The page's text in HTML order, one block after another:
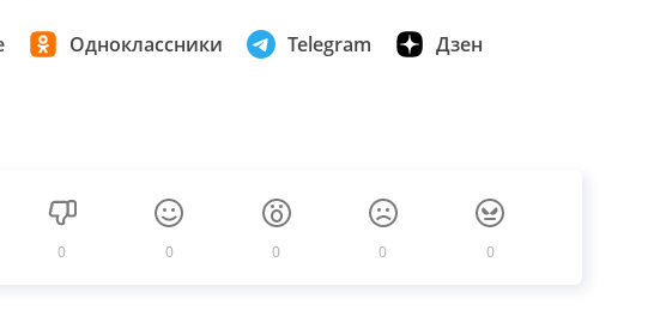
Одноклассники Telegram Дзен
0 0 0 0 0